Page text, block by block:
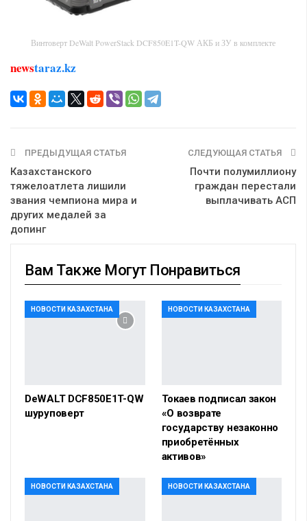
Винтоверт DeWalt PowerStack DCF850E1T-QW АКБ и ЗУ в комплекте
newstaraz.kz
ПРЕДЫДУЩАЯ СТАТЬЯ
Казахстанского
тяжелоатлета лишили
звания чемпиона мира и
других медалей за
допинг
СЛЕДУЮЩАЯ СТАТЬЯ
Почти полумиллиону
граждан перестали
выплачивать АСП
Вам Также Могут Понравиться
НОВОСТИ КАЗАХСТАНА
DeWALT DCF850E1T-QW
шуруповерт
НОВОСТИ КАЗАХСТАНА
Токаев подписал закон
«О возврате
государству незаконно
приобретённых
активов»
НОВОСТИ КАЗАХСТАНА НОВОСТИ КАЗАХСТАНА